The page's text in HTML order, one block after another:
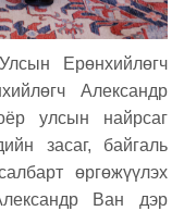
Ерөнхийлөгч
Александр
улсын найрсаг
засаг, байгаль
өргөжүүлэх
Ван дэр